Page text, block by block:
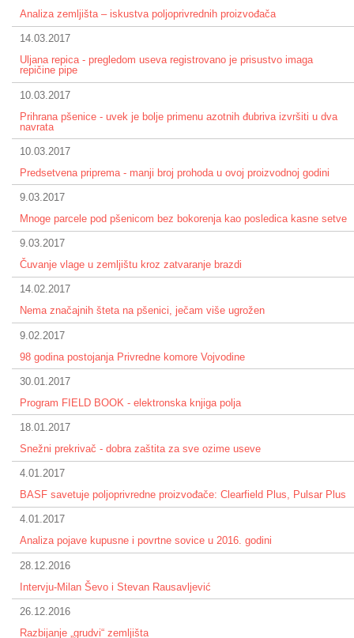
Analiza zemljišta – iskustva poljoprivrednih proizvođača
14.03.2017
Uljana repica - pregledom useva registrovano je prisustvo imaga
repičine pipe
10.03.2017
Prihrana pšenice - uvek je bolje primenu azotnih đubriva izvršiti u dva
navrata
10.03.2017
Predsetvena priprema - manji broj prohoda u ovoj proizvodnoj godini
9.03.2017
Mnoge parcele pod pšenicom bez bokorenja kao posledica kasne setve
9.03.2017
Čuvanje vlage u zemljištu kroz zatvaranje brazdi
14.02.2017
Nema značajnih šteta na pšenici, ječam više ugrožen
9.02.2017
98 godina postojanja Privredne komore Vojvodine
30.01.2017
Program FIELD BOOK - elektronska knjiga polja
18.01.2017
Snežni prekrivač - dobra zaštita za sve ozime useve
4.01.2017
BASF savetuje poljoprivredne proizvođače: Clearfield Plus, Pulsar Plus
4.01.2017
Analiza pojave kupusne i povrtne sovice u 2016. godini
28.12.2016
Intervju-Milan Ševo i Stevan Rausavljević
26.12.2016
Razbijanje „grudvi“ zemljišta